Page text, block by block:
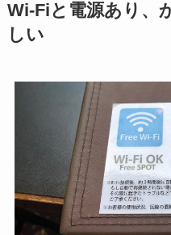
Wi-Fiと電源あり、
しい